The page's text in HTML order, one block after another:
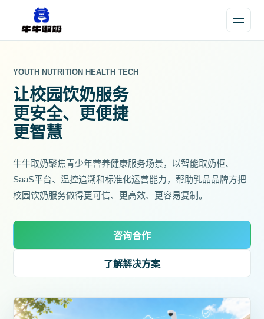
YOUTH NUTRITION HEALTH TECH
让校园饮奶服务
更安全、更便捷
更智慧
牛牛取奶聚焦青少年营养健康服务场景，以智能取奶柜、
SaaS平台、温控追溯和标准化运营能力，帮助乳品品牌方把
校园饮奶服务做得更可信、更高效、更容易复制。
咨询合作
了解解决方案